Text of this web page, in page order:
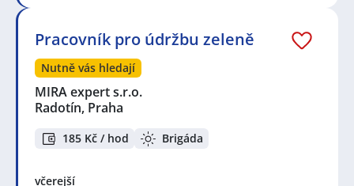
Pracovník pro údržbu zeleně
Nutně vás hledají
MIRA expert s.r.o.
Radotín, Praha
185 Kč / hod Brigáda
včerejší